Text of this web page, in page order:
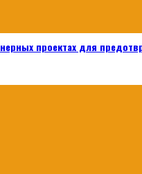
проектах для